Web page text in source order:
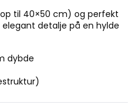
til 40×50 cm) og perfekt
detalje på en hylde
dybde